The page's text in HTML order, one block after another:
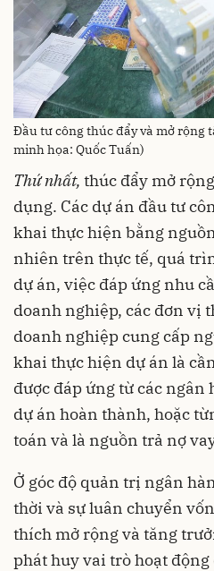
Đầu tư công thúc đẩy và mở rộng
minh họa: Quốc Tuấn)
Thứ nhất, thúc đẩy mở
dụng. Các dự án đầu tư
khai thực hiện bằng
nhiên trên thực tế, quá
dự án, việc đáp ứng nhu
doanh nghiệp, các đơn vị
doanh nghiệp cung cấp
khai thực hiện dự án là
được đáp ứng từ các
dự án hoàn thành, hoặc
toán và là nguồn trả nợ
Ở góc độ quản trị ngân
thời và sự luân chuyển
thích mở rộng và tăng
phát huy vai trò hoạt